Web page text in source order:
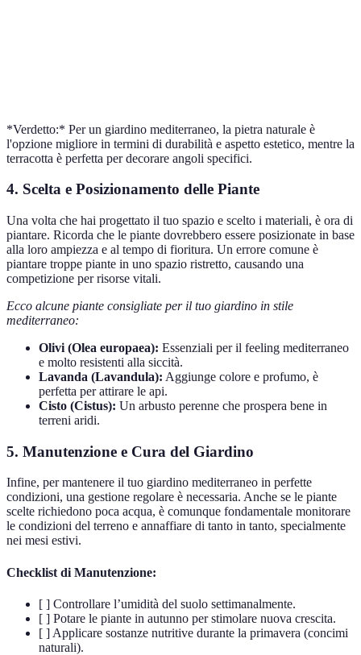
*Verdetto:* Per un giardino mediterraneo, la pietra naturale è
l'opzione migliore in termini di durabilità e aspetto estetico, mentre la
terracotta è perfetta per decorare angoli specifici.
4. Scelta e Posizionamento delle Piante
Una volta che hai progettato il tuo spazio e scelto i materiali, è ora di
piantare. Ricorda che le piante dovrebbero essere posizionate in base
alla loro ampiezza e al tempo di fioritura. Un errore comune è
piantare troppe piante in uno spazio ristretto, causando una
competizione per risorse vitali.
Ecco alcune piante consigliate per il tuo giardino in stile
mediterraneo:
Olivi (Olea europaea): Essenziali per il feeling mediterraneo
e molto resistenti alla siccità.
Lavanda (Lavandula): Aggiunge colore e profumo, è
perfetta per attirare le api.
Cisto (Cistus): Un arbusto perenne che prospera bene in
terreni aridi.
5. Manutenzione e Cura del Giardino
Infine, per mantenere il tuo giardino mediterraneo in perfette
condizioni, una gestione regolare è necessaria. Anche se le piante
scelte richiedono poca acqua, è comunque fondamentale monitorare
le condizioni del terreno e annaffiare di tanto in tanto, specialmente
nei mesi estivi.
Checklist di Manutenzione:
[ ] Controllare l’umidità del suolo settimanalmente.
[ ] Potare le piante in autunno per stimolare nuova crescita.
[ ] Applicare sostanze nutritive durante la primavera (concimi
naturali).